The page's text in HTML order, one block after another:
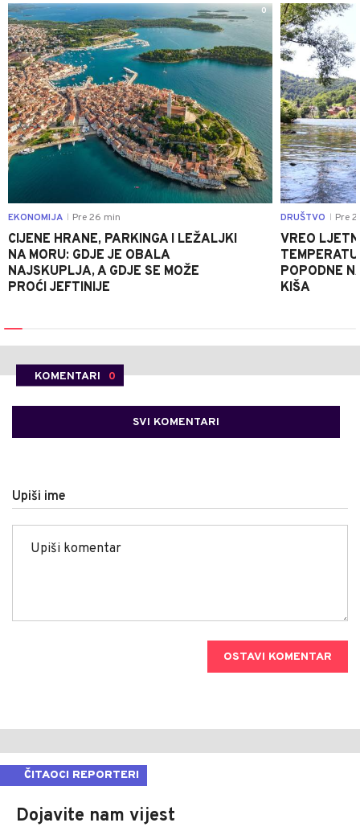
0
EKONOMIJA Pre 26 min
CIJENE HRANE, PARKINGA I LEŽALJKI
NA MORU: GDJE JE OBALA
NAJSKUPLJA, A GDJE SE MOŽE
PROĆI JEFTINIJE
DRUŠTVO Pre
VREO
POPODNE
KIŠA
KOMENTARI 0
SVI KOMENTARI
Upiši ime
OSTAVI KOMENTAR
ČITAOCI REPORTERI
Dojavite nam vijest